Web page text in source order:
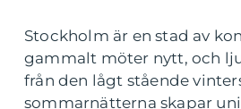
Stockholm är en stad av
gammalt möter nytt, och
från den lågt stående
sommarnätterna skapar